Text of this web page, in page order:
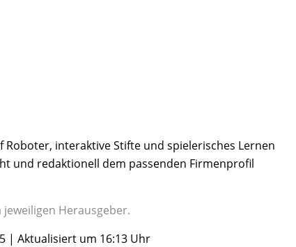
interaktive Stifte und spielerisches Lernen
und redaktionell dem passenden Firmenprofil
Herausgeber.
| Aktualisiert um 16:13 Uhr